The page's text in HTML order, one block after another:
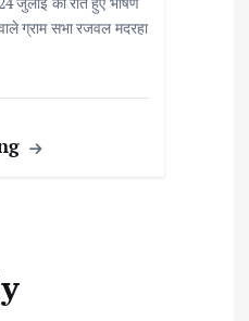
ग्राम सभा रजवल मदरहा